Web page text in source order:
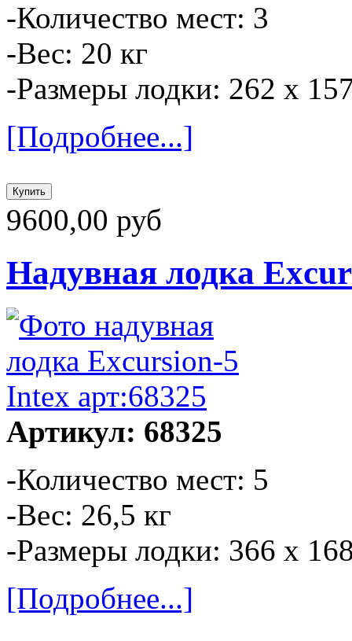
-Количество мест: 3
-Вес: 20 кг
-Размеры лодки: 262 х
[Подробнее...]
9600,00 руб
Надувная лодка
Артикул: 68325
-Количество мест: 5
-Вес: 26,5 кг
-Размеры лодки: 366 х
[Подробнее...]